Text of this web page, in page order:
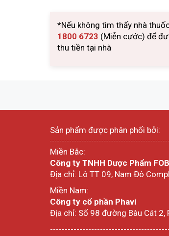
*Nếu không tìm thấy nhà
1800 6723 (Miễn cước) để
thu tiền tại nhà
Sản phẩm được phân phối bởi:
Miền Bắc:
Công ty TNHH Dược Phẩm
Địa chỉ: Lô TT 09, Nam Đô
Miền Nam:
Công ty cổ phần Phavi
Địa chỉ: Số 98 đường Bàu Cát 2,